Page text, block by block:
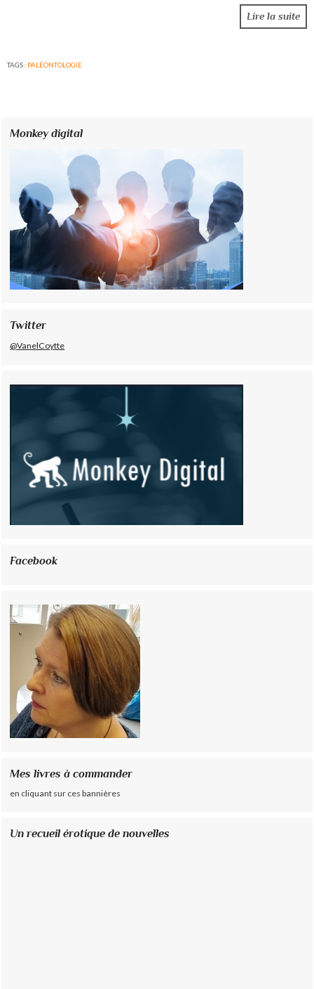
Lire la suite
TAGS : PALÉONTOLOGIE
Monkey digital
Twitter
@VanelCoytte
Facebook
Mes livres à commander
en cliquant sur ces bannières
Un recueil érotique de nouvelles